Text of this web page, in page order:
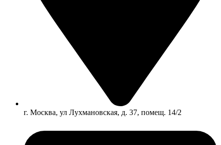
г. Москва, ул Лухмановская, д. 37, помещ. 14/2